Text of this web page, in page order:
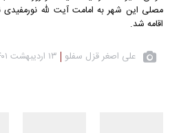
مصلی این شهر به امامت آیت لله نورمفیدی
اقامه شد.
علی اصغر قزل سفلو ۱۳ اردیبهشت ۱۴۰۱، ۱۱:۳۶